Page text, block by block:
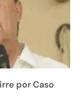
por Caso